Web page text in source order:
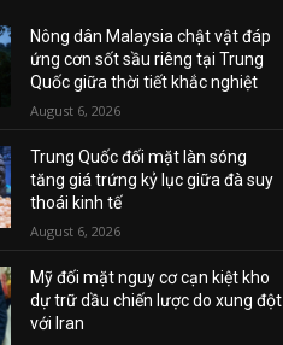
Nông dân Malaysia chật vật đáp
ứng cơn sốt sầu riêng tại Trung
Quốc giữa thời tiết khắc nghiệt
August 6, 2026
Trung Quốc đối mặt làn sóng
tăng giá trứng kỷ lục giữa đà suy
thoái kinh tế
August 6, 2026
Mỹ đối mặt nguy cơ cạn kiệt kho
dự trữ dầu chiến lược do xung đột
với Iran